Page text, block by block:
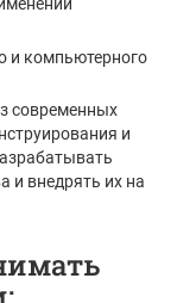
и компьютерного
современных
и
и внедрять их на